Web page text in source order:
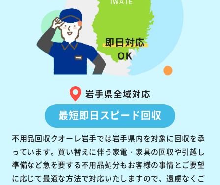
岩手県全域対応
最短即日スピード回収
不用品回収クオーレ岩手では岩手県内を対象に回収を承
っています。買い替えに伴う家電・家具の回収や引越し
準備など急を要する不用品処分もお客様の事情とご要望
に応じて最適な方法で対応いたしますので、遠慮なくご